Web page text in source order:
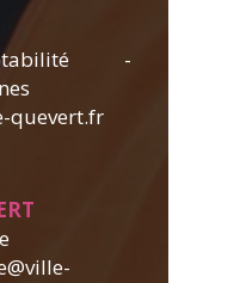
-
quevert.fr